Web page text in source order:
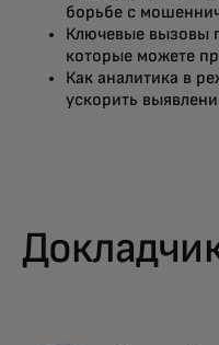
борьбе с
Ключевые вызовы
которые можете
Как аналитика в
ускорить